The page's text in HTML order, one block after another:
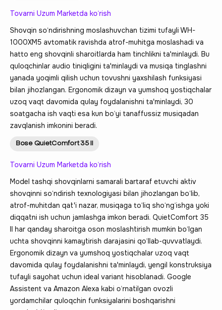
Tovarni Uzum Marketda ko‘rish
Shovqin so‘ndirishning moslashuvchan tizimi tufayli WH-
1000XM5 avtomatik ravishda atrof-muhitga moslashadi va
hatto eng shovqinli sharoitlarda ham tinchlikni ta'minlaydi. Bu
quloqchinlar audio tiniqligini ta'minlaydi va musiqa tinglashni
yanada yoqimli qilish uchun tovushni yaxshilash funksiyasi
bilan jihozlangan. Ergonomik dizayn va yumshoq yostiqchalar
uzoq vaqt davomida qulay foydalanishni ta'minlaydi, 30
soatgacha ish vaqti esa kun bo‘yi tanaffussiz musiqadan
zavqlanish imkonini beradi.
Bose QuietComfort 35 II
Tovarni Uzum Marketda ko‘rish
Model tashqi shovqinlarni samarali bartaraf etuvchi aktiv
shovqinni so‘ndirish texnologiyasi bilan jihozlangan bo‘lib,
atrof-muhitdan qat'i nazar, musiqaga to‘liq sho‘ng‘ishga yoki
diqqatni ish uchun jamlashga imkon beradi. QuietComfort 35
II har qanday sharoitga oson moslashtirish mumkin bo‘lgan
uchta shovqinni kamaytirish darajasini qo‘llab-quvvatlaydi.
Ergonomik dizayn va yumshoq yostiqchalar uzoq vaqt
davomida qulay foydalanishni ta'minlaydi, yengil konstruksiya
tufayli sayohat uchun ideal variant hisoblanadi. Google
Assistent va Amazon Alexa kabi o‘rnatilgan ovozli
yordamchilar quloqchin funksiyalarini boshqarishni